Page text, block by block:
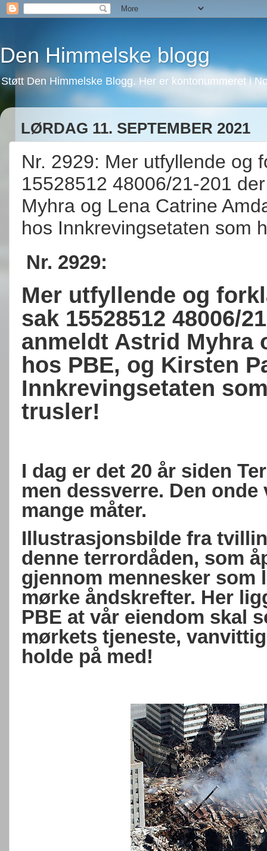
Den Himmelske blogg
Støtt Den Himmelske Blogg. Her er kontonummeret i
LØRDAG 11. SEPTEMBER 2021
Nr. 2929: Mer utfyllende og
15528512 48006/21-201
Myhra og Lena Catrine
hos Innkrevingsetaten som
Nr. 2929:
Mer utfyllende og
sak 15528512 48006/
anmeldt Astrid Myhra
hos PBE, og Kirsten
Innkrevingsetaten
trusler!
I dag er det 20 år siden
men dessverre. Den
mange måter.
Illustrasjonsbilde fra
denne terrordåden, som
gjennom mennesker som
mørke åndskrefter. Her
PBE at vår eiendom skal
mørkets tjeneste,
holde på med!